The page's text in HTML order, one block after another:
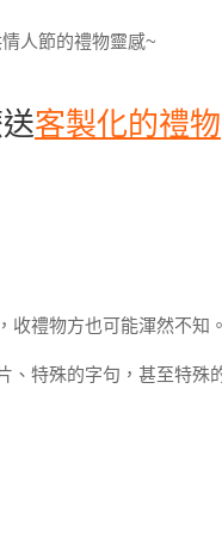
人節的禮物靈感~
客製化的禮物
收禮物方也可能渾然不知。
特殊的字句，甚至特